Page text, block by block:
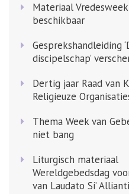
Materiaal
beschikbaar
Gesprekshandleiding
discipelschap’
Dertig jaar Raad van
Religieuze
Thema Week van
niet bang
Liturgisch materiaal
Wereldgebedsdag
van Laudato Si’